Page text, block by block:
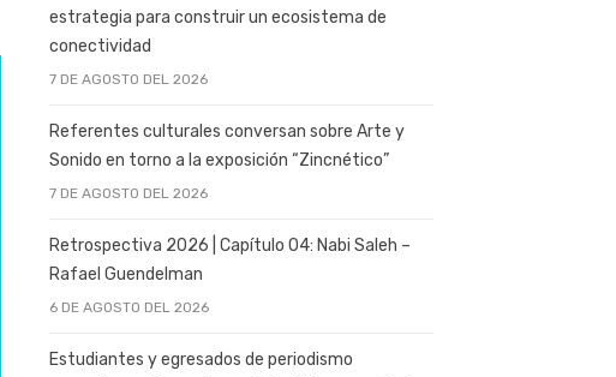
estrategia para construir un ecosistema de
conectividad
7 DE AGOSTO DEL 2026
Referentes culturales conversan sobre Arte y
Sonido en torno a la exposición “Zincnético”
7 DE AGOSTO DEL 2026
Retrospectiva 2026 | Capítulo 04: Nabi Saleh –
Rafael Guendelman
6 DE AGOSTO DEL 2026
Estudiantes y egresados de periodismo